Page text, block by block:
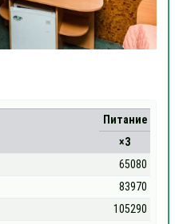
Питание
×3
65080
83970
105290